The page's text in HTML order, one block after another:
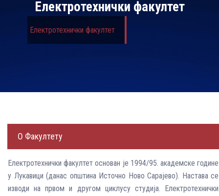
Електротехнички факултет
Електротехнички факултет
О Факултету
Електротехнички факултет основан је 1994/95. академске године
у Лукавици (данас општина Источно Ново Сарајево). Настава се
изводи на првом и другом циклусу студија. Електротехнички